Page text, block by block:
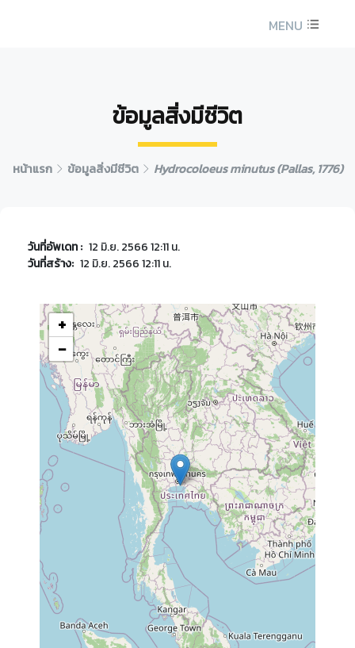
MENU
ข้อมูลสิ่งมีชีวิต
หน้าแรก ข้อมูลสิ่งมีชีวิต Hydrocoloeus minutus (Pallas, 1776)
วันที่อัพเดท : 12 มิ.ย. 2566 12:11 น.
วันที่สร้าง: 12 มิ.ย. 2566 12:11 น.
+
−